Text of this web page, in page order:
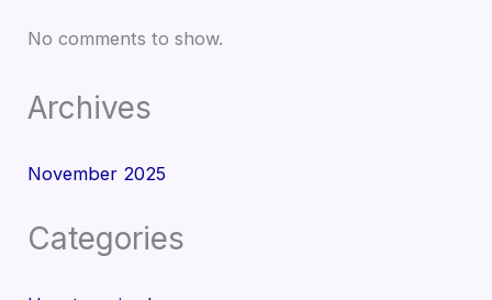
No comments to show.
Archives
November 2025
Categories